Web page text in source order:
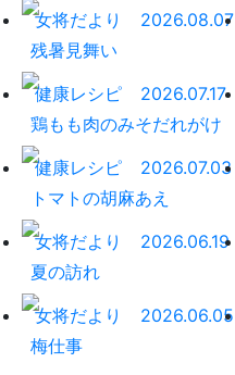
女将だより
2026.08.07
残暑見舞い
健康レシピ
2026.07.17
鶏もも肉のみそだれがけ
健康レシピ
2026.07.03
トマトの胡麻あえ
女将だより
2026.06.19
夏の訪れ
女将だより
2026.06.05
梅仕事